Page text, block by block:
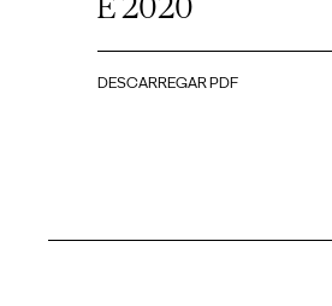
DESCARREGAR PDF